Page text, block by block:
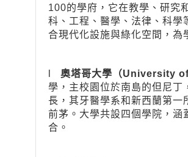
100的學府，它在教學、研究
科、工程、醫學、法律、科學
合現代化設施與綠化空間，為
奧塔哥大學（University
學，主校園位於南島的但尼丁
長，其牙醫學系和新西蘭第一
前茅。大學共設四個學院，涵
合。